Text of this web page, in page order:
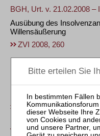
BGH, Urt. v. 21.02.2008 –
Ausübung des
Willensäußerung
ZVI 2008, 260
Frane Zivkovic
Fokus: Ratenzahlungen
ZVI 2017, 2
Wolfgang Zenker